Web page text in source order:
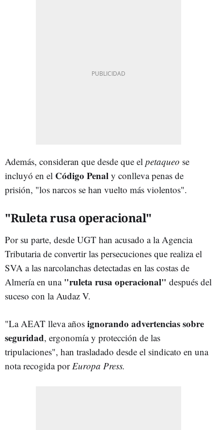
Además, consideran que desde que el petaqueo se
incluyó en el Código Penal y conlleva penas de
prisión, "los narcos se han vuelto más violentos".
"Ruleta rusa operacional"
Por su parte, desde UGT han acusado a la Agencia
Tributaria de convertir las persecuciones que realiza el
SVA a las narcolanchas detectadas en las costas de
Almería en una "ruleta rusa operacional" después del
suceso con la Audaz V.
"La AEAT lleva años ignorando advertencias sobre
seguridad, ergonomía y protección de las
tripulaciones", han trasladado desde el sindicato en una
nota recogida por Europa Press.